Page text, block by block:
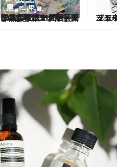
2026.7.27
「黒板に描かれた芸術作品」 第11回日学・黒板アート甲子園®の応募がスタート シャネル ファ